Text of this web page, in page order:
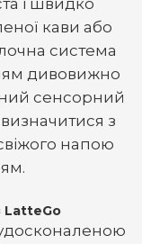
і швидко
кави або
система
дивовижно
сенсорний
з
напою
LatteGo